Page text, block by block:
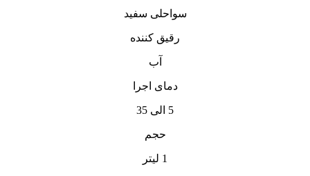
سواحلی سفید
رقیق کننده
آب
دمای اجرا
5 الی 35
حجم
1 لیتر